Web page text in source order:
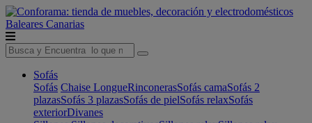
Baleares Canarias
Sofás
Sofás Chaise LongueRinconerasSofás camaSofás 2
plazasSofás 3 plazasSofás de pielSofás relaxSofás
exteriorDivanes